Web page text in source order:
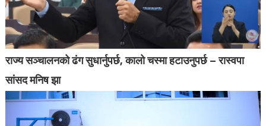
राज्य सञ्चालनको ढंग सुधार्नुपर्छ, कालो चस्मा हटाउनुपर्छ – रास्वपा
सांसद मनिष झा